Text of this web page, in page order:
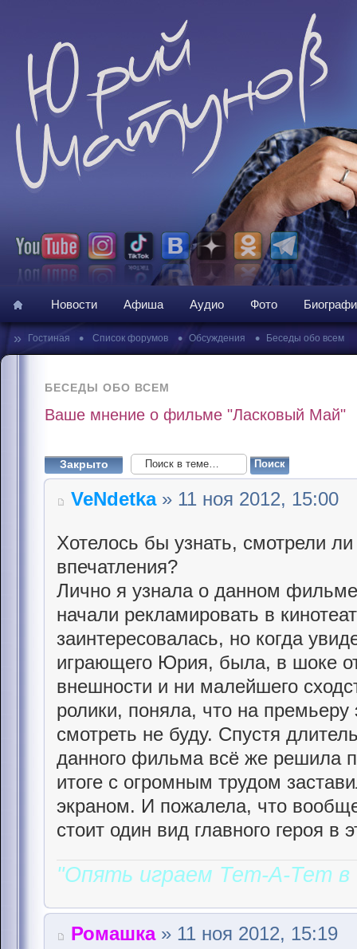
Новости Афиша Аудио Фото
» Гостиная • Список форумов • Обсуждения • Беседы обо всем
БЕСЕДЫ ОБО ВСЕМ
Ваше мнение о фильме "Ласковый Май"
Закрыто
VeNdetka» 11 ноя 2012, 15:00
Хотелось бы узнать, смотрели
впечатления?
Лично я узнала о данном фильме
начали рекламировать в
заинтересовалась, но когда
играющего Юрия, была, в шоке
внешности и ни малейшего
ролики, поняла, что на
смотреть не буду. Спустя
данного фильма всё же решила
итоге с огромным трудом
экраном. И пожалела, что
стоит один вид главного героя в
"Опять играем Тет-А-Тет в
Ромашка» 11 ноя 2012, 15:19